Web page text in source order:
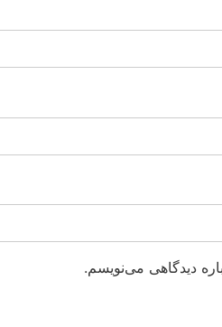
دیدگاهی می‌نویسم.